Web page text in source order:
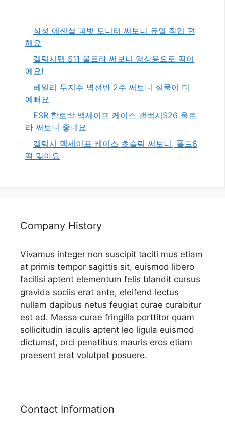
삼성 에센셜 피벗 모니터 써보니 듀얼 작업 편
해요
갤럭시탭 S11 울트라 써보니 영상용으로 딱이
에요!
헤일리 무지주 벽선반 2주 써보니 실물이 더
예뻐요
ESR 할로락 맥세이프 케이스 갤럭시S26 울트
라 써보니 좋네요
갤럭시 맥세이프 케이스 초슬림 써보니, 폴드6
딱 맞아요
Company History
Vivamus integer non suscipit taciti mus etiam
at primis tempor sagittis sit, euismod libero
facilisi aptent elementum felis blandit cursus
gravida sociis erat ante, eleifend lectus
nullam dapibus netus feugiat curae curabitur
est ad. Massa curae fringilla porttitor quam
sollicitudin iaculis aptent leo ligula euismod
dictumst, orci penatibus mauris eros etiam
praesent erat volutpat posuere.
Contact Information